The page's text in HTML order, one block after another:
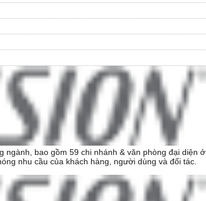
bao gồm 59 chi nhánh & văn phòng đại diện ở
nhu cầu của khách hàng, người dùng và đối tác.